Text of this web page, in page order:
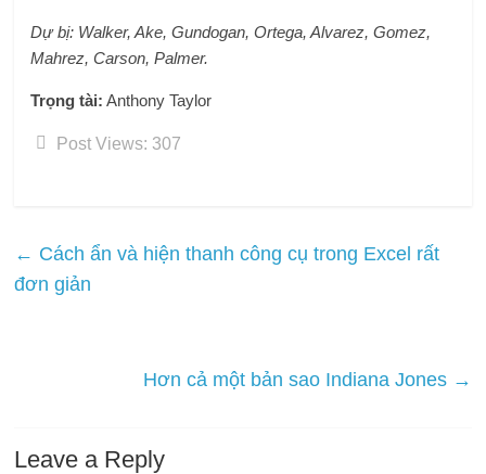
Dự bị: Walker, Ake, Gundogan, Ortega, Alvarez, Gomez,
Mahrez, Carson, Palmer.
Trọng tài: Anthony Taylor
Post Views: 307
← Cách ẩn và hiện thanh công cụ trong Excel rất
đơn giản
Hơn cả một bản sao Indiana Jones →
Leave a Reply